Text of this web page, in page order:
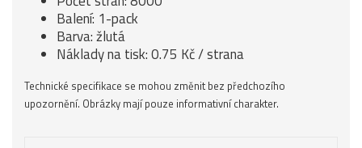
Balení: 1-pack
Barva: žlutá
Náklady na tisk: 0.75 Kč / strana
Technické specifikace se mohou změnit bez předchozího
upozornění. Obrázky mají pouze informativní charakter.